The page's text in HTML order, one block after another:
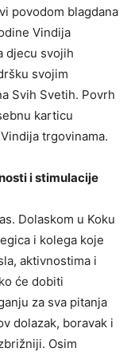
povodom blagdana
Vindija
djecu svojih
svojim
Svih Svetih. Povrh
karticu
trgovinama.
i stimulacije
Dolaskom u Koku
i kolega koje
aktivnostima i
će dobiti
za sva pitanja
dolazak, boravak i
Osim